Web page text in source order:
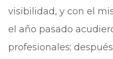
visibilidad, y con el
el año pasado
profesionales;